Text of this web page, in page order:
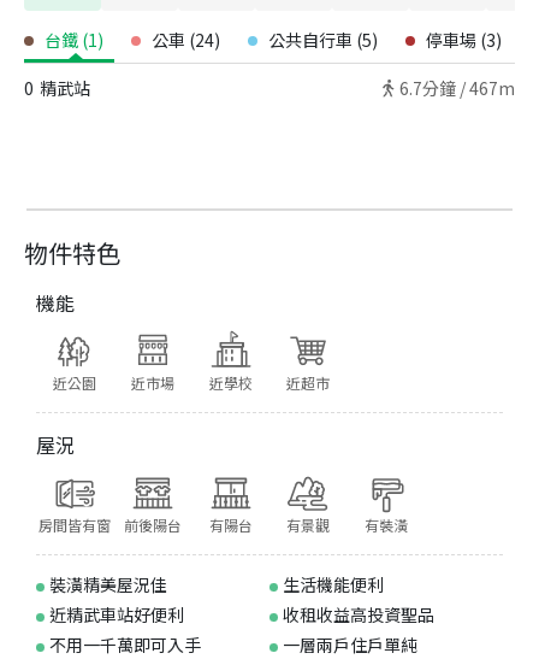
物件特色
機能
近公園 近市場 近學校 近超市
屋況
房間皆有窗 前後陽台 有陽台 有景觀 有裝潢
裝潢精美屋況佳
生活機能便利
近精武車站好便利
收租收益高投資聖品
不用一千萬即可入手
一層兩戶住戶單純
台鐵 (1) 公車 (24) 公共自行車 (5) 停車場 (3)
0 精武站 6.7分鐘 /467m